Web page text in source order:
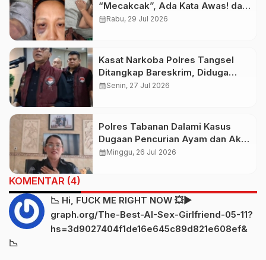
“Mecakcak”, Ada Kata Awas! dari
Pelaku Saat Sidang
calendar_monthRabu, 29 Jul 2026
Kasat Narkoba Polres Tangsel
Ditangkap Bareskrim, Diduga
Terlibat Jaringan Narkoba
calendar_monthSenin, 27 Jul 2026
Polres Tabanan Dalami Kasus
Dugaan Pencurian Ayam dan Aksi
Massa di Baturiti
calendar_monthMinggu, 26 Jul 2026
KOMENTAR (4)
📉 Hi, FUСК ME RIGHT NOW 💥▶
graph.org/The-Best-AI-Sex-Girlfriend-05-11?
hs=3d9027404f1de16e645c89d821e608ef&
📉